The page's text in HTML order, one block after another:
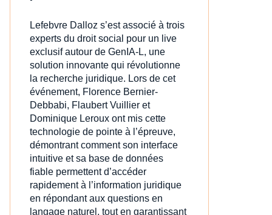
Lefebvre Dalloz s’est associé à trois
experts du droit social pour un live
exclusif autour de GenIA‑L, une
solution innovante qui révolutionne
la recherche juridique. Lors de cet
événement, Florence Bernier-
Debbabi, Flaubert Vuillier et
Dominique Leroux ont mis cette
technologie de pointe à l’épreuve,
démontrant comment son interface
intuitive et sa base de données
fiable permettent d’accéder
rapidement à l’information juridique
en répondant aux questions en
langage naturel, tout en garantissant